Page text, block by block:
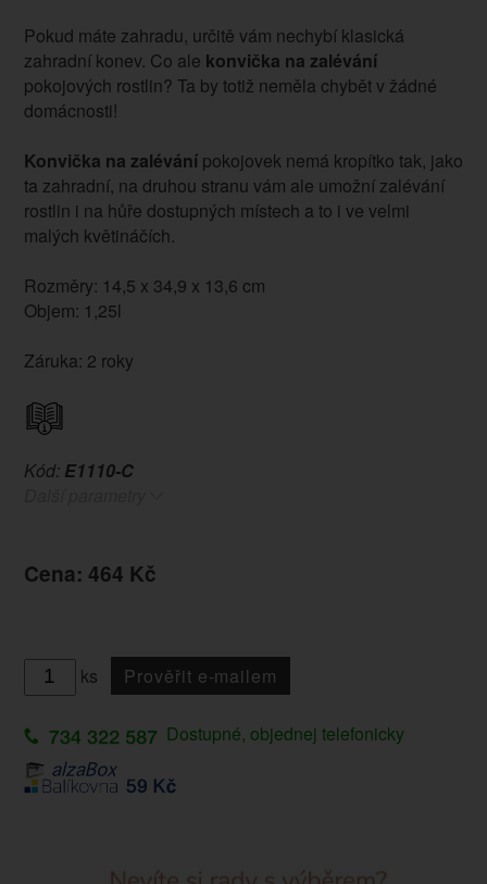
Pokud máte zahradu, určitě vám nechybí klasická
zahradní konev. Co ale konvička na zalévání
pokojových rostlin? Ta by totiž neměla chybět v žádné
domácnosti!
Konvička na zalévánípokojovek nemá kropítko tak, jako
ta zahradní, na druhou stranu vám ale umožní zalévání
rostlin i na hůře dostupných místech a to i ve velmi
malých květináčích.
Rozměry: 14,5 x 34,9 x 13,6 cm
Objem: 1,25l
Záruka: 2 roky
Kód: E1110-C
Cena: 464 Kč
ks Prověřit e-mailem
Dostupné, objednej telefonicky